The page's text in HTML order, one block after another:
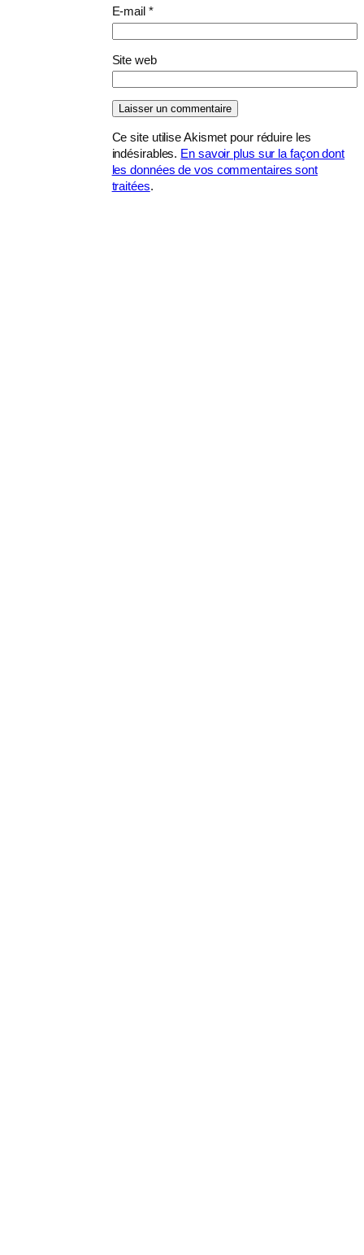
E-mail *
Site web
Ce site utilise Akismet pour réduire les
indésirables. En savoir plus sur la façon dont
les données de vos commentaires sont
traitées.